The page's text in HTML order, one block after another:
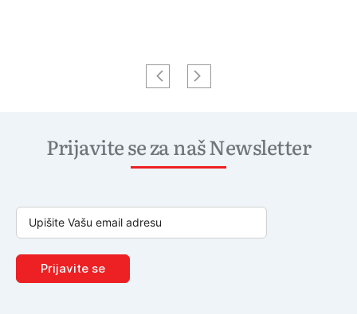
Prijavite se za naš Newsletter
Prijavite se